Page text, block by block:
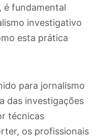
é fundamental
investigativo
esta prática
para jornalismo
das investigações
técnicas
os profissionais